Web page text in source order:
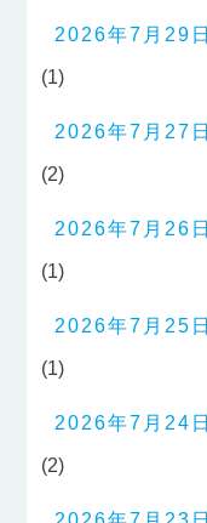
2026年7月29日
(1)
2026年7月27日
(2)
2026年7月26日
(1)
2026年7月25日
(1)
2026年7月24日
(2)